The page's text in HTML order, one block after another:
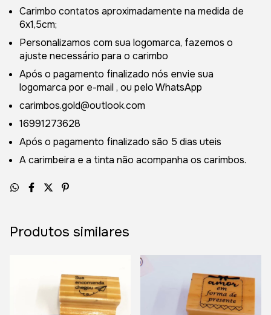
Carimbo contatos aproximadamente na medida de
6x1,5cm;
Personalizamos com sua logomarca, fazemos o
ajuste necessário para o carimbo
Após o pagamento finalizado nós envie sua
logomarca por e-mail , ou pelo WhatsApp
carimbos.gold@outlook.com
16991273628
Após o pagamento finalizado são 5 dias uteis
A carimbeira e a tinta não acompanha os carimbos.
Produtos similares